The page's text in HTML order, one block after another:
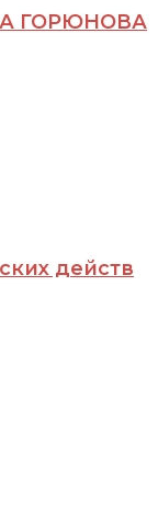
ГОРЮНОВА
действ